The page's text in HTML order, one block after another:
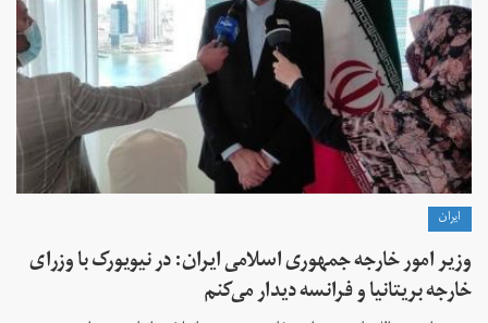
ايران
وزیر امور خارجه جمهوری اسلامی ایران: در نیویورک با وزرای
خارجه بریتانیا و فرانسه دیدار می‌کنم